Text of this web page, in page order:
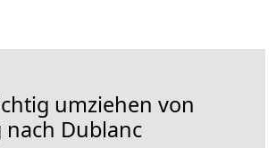
umziehen von
Dublanc